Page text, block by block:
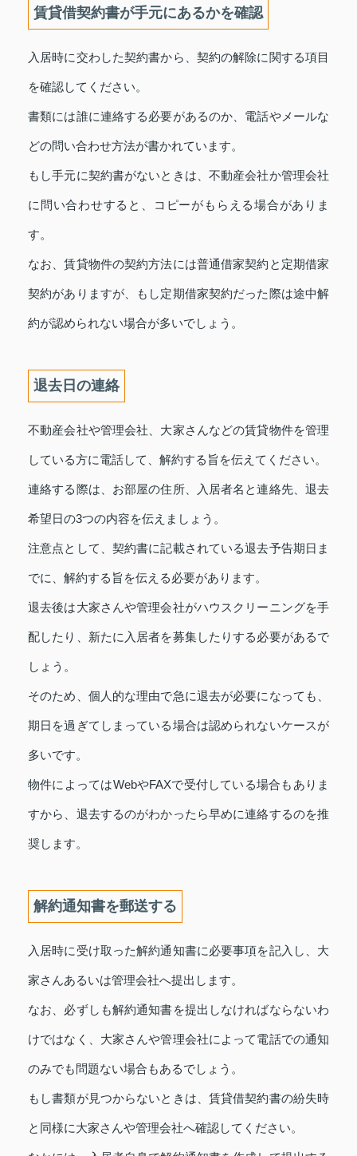
賃貸借契約書が手元にあるかを確認
入居時に交わした契約書から、契約の解除に関する項目
を確認してください。
書類には誰に連絡する必要があるのか、電話やメールな
どの問い合わせ方法が書かれています。
もし手元に契約書がないときは、不動産会社か管理会社
に問い合わせすると、コピーがもらえる場合がありま
す。
なお、賃貸物件の契約方法には普通借家契約と定期借家
契約がありますが、もし定期借家契約だった際は途中解
約が認められない場合が多いでしょう。
退去日の連絡
不動産会社や管理会社、大家さんなどの賃貸物件を管理
している方に電話して、解約する旨を伝えてください。
連絡する際は、お部屋の住所、入居者名と連絡先、退去
希望日の3つの内容を伝えましょう。
注意点として、契約書に記載されている退去予告期日ま
でに、解約する旨を伝える必要があります。
退去後は大家さんや管理会社がハウスクリーニングを手
配したり、新たに入居者を募集したりする必要があるで
しょう。
そのため、個人的な理由で急に退去が必要になっても、
期日を過ぎてしまっている場合は認められないケースが
多いです。
物件によってはWebやFAXで受付している場合もありま
すから、退去するのがわかったら早めに連絡するのを推
奨します。
解約通知書を郵送する
入居時に受け取った解約通知書に必要事項を記入し、大
家さんあるいは管理会社へ提出します。
なお、必ずしも解約通知書を提出しなければならないわ
けではなく、大家さんや管理会社によって電話での通知
のみでも問題ない場合もあるでしょう。
もし書類が見つからないときは、賃貸借契約書の紛失時
と同様に大家さんや管理会社へ確認してください。